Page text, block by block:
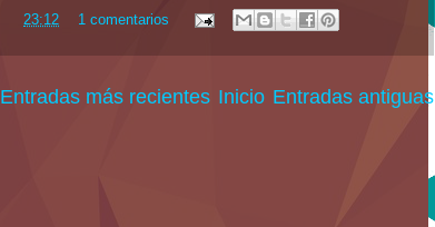
23:12
1 comentarios
Entradas más recientes Entradas antiguas
Inicio